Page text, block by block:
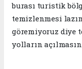
burası turistik
temizlenmesi
göremiyoruz diye
yolların